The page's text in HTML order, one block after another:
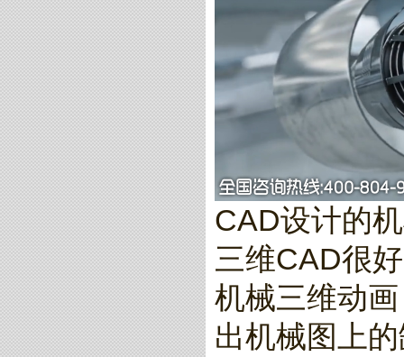
CAD设计的
三维CAD很
机械三维动
出机械图上